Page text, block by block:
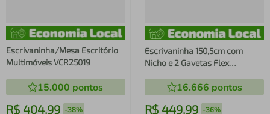
Escrivaninha/Mesa Escritório
Multimóveis VCR25019
15.000 pontos
R$ 404,99 -38%
Escrivaninha 150,5cm com
Nicho e 2 Gavetas Flex
16.666 pontos
R$ 449,99 -36%